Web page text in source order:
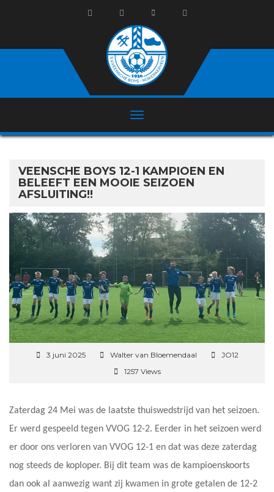
VEENSCHE BOYS 12-1 KAMPIOEN EN
BELEEFT EEN MOOIE SEIZOEN
AFSLUITING!!
3 juni 2025 Walter van Bloemendaal
JO12
1257 Views
Zaterdag 24 Mei was de laatste thuiswedstrijd van het seizoen.
Er werd gespeeld tegen VVOG 12-2. Eerder in het seizoen werd
er door ons verloren van VVOG 12-1 en dat was deze zaterdag
nog steeds de koploper. Bij dit team was de kampioenskoorts
dan ook al aanwezig want zij kwamen in grote getalen de 12-2